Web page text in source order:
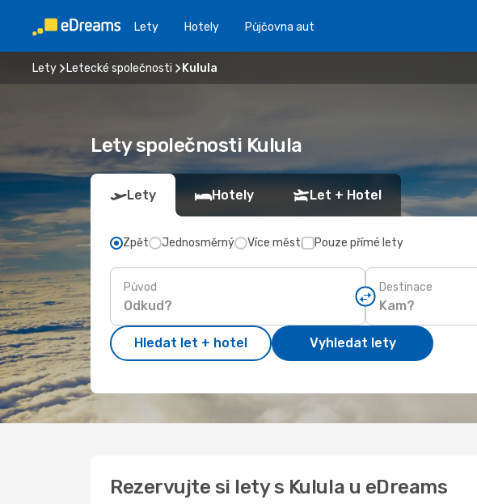
Lety Hotely Půjčovna aut
Lety Letecké společnosti Kulula
Lety společnosti Kulula
Lety Hotely Let + Hotel
Zpět Jednosměrný Více měst Pouze přímé lety
Původ Destinace
Hledat let + hotel Vyhledat lety
Rezervujte si lety s Kulula u eDreams